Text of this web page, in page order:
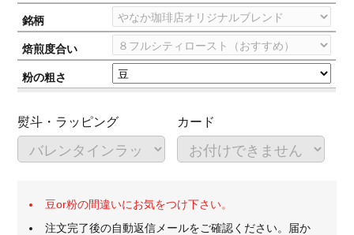
銘柄
焙煎度合い
粉の粗さ
熨斗・ラッピング カード
豆or粉の間違いにお気をつけ下さい。
注文完了後の自動返信メールをご確認ください。届か